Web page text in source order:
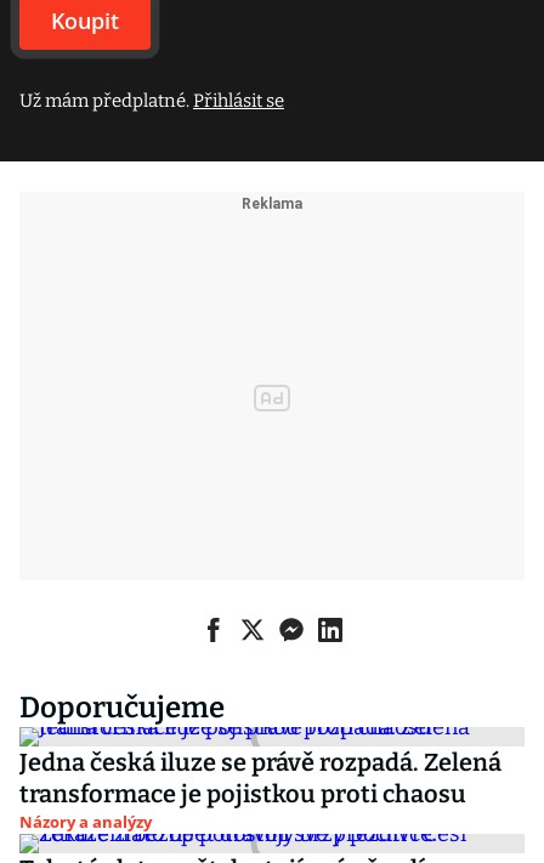
Koupit
Už mám předplatné.Přihlásit se
Doporučujeme
Jedna česká iluze se právě rozpadá. Zelená
transformace je pojistkou proti chaosu
Názory a analýzy